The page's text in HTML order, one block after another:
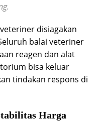
disiagakan
balai veteriner
reagen dan alat
bisa keluar
tindakan respons di
Harga